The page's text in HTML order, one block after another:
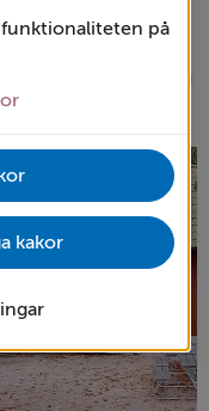
på
kakor
har fyra unika